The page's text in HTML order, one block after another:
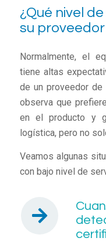
¿Qué nivel
su
Normalmente, el
tiene altas
de un proveedor
observa que
en el producto y
logística, pero no
Veamos algunas
con bajo nivel de